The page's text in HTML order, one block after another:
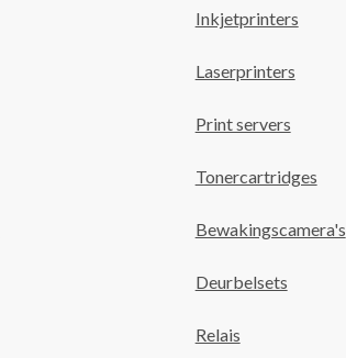
Inkjetprinters
Laserprinters
Print servers
Tonercartridges
Bewakingscamera's
Deurbelsets
Relais